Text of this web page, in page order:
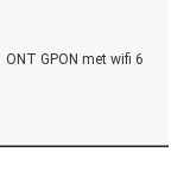
ONT GPON met wifi 6